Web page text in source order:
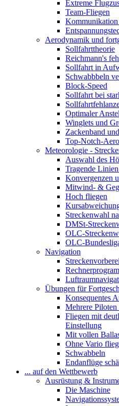
Extreme
Team-Fliegen
Aerodynamik und
Sollfahrttheorie
Reichmann's
Sollfahrt in
Schwabbbeln
Block-Speed
Sollfahrt bei
Optimaler
Winglets und
Zackenband
Top-Notch-
Meteorologie -
Auswahl des
Tragende
Konvergenzen
Mitwind- &
Hoch fliegen
Streckenwahl
DMSt-
OLC-
OLC-
Navigation
Übungen für
Konsequentes
Mehrere Piloten
Fliegen mit
Einstellung
Mit vollen
Ohne Vario
Schwabbeln
Endanflüge
... auf den Wettbewerb
Ausrüstung &
Die Maschine